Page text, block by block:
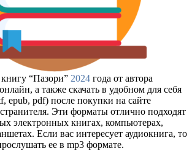
“Пазори” 2024 года от автора
онлайн, а также скачать в удобном для себя
epub, pdf) после покупки на сайте
Эти форматы отлично подходят
электронных книгах, компьютерах,
Если вас интересует аудиокнига, то
ее в mp3 формате.